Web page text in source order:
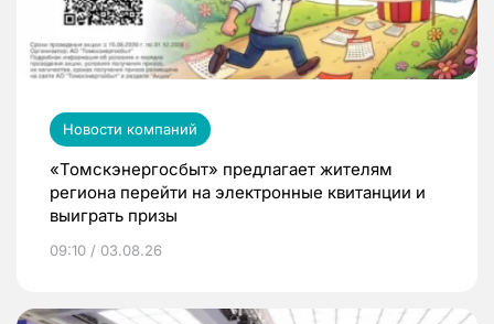
Новости компаний
«Томскэнергосбыт» предлагает жителям
региона перейти на электронные квитанции и
выиграть призы
09:10 / 03.08.26